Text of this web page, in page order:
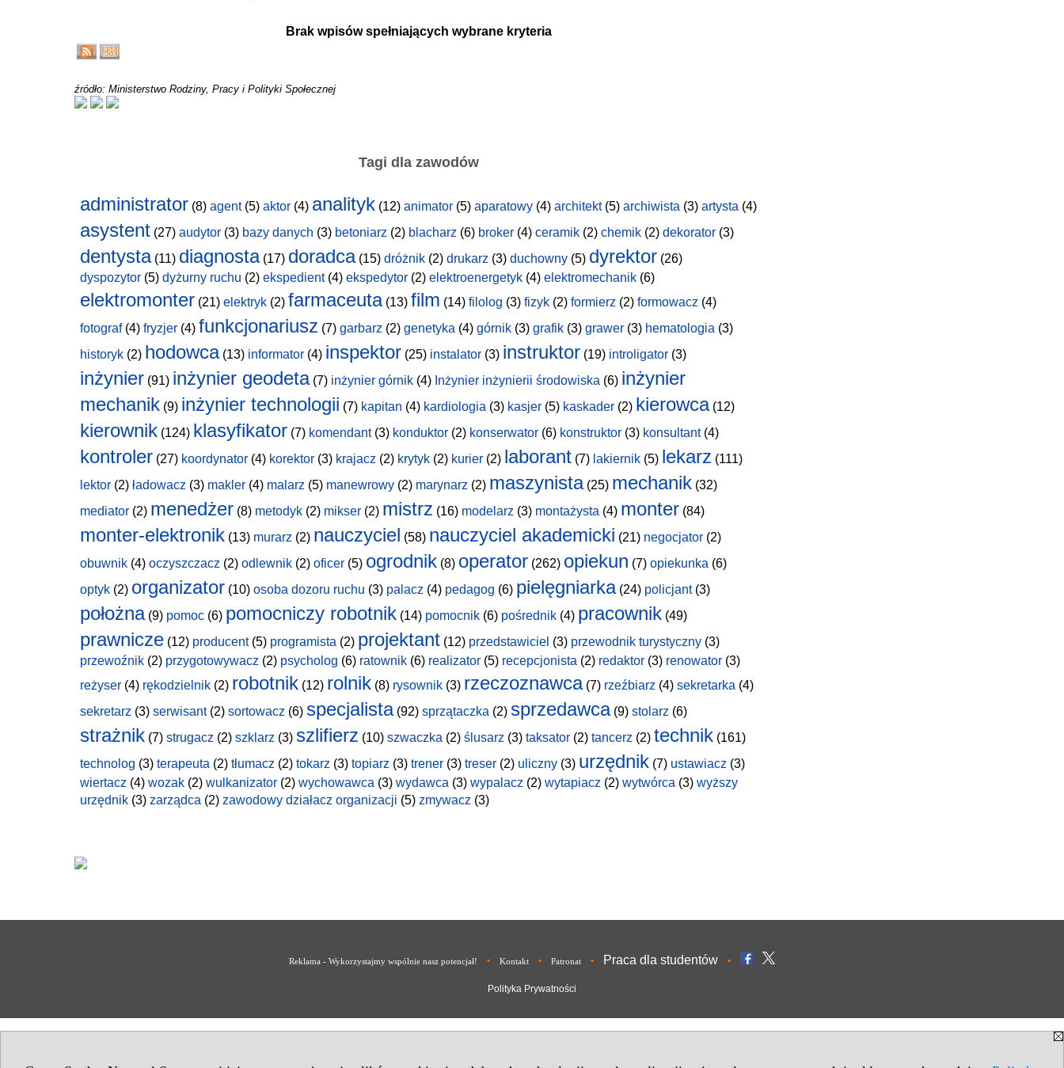
Brak wpisów spełniających wybrane kryteria
źródło: Ministerstwo Rodziny, Pracy i Polityki Społecznej
Tagi dla zawodów
administrator (8) agent(5) aktor (4) analityk (12) animator (5) aparatowy (4) architekt(5) archiwista (3) artysta (4)
asystent (27) audytor (3) bazy danych (3) betoniarz (2) blacharz (6) broker (4) ceramik (2) chemik (2) dekorator (3)
dentysta(11) diagnosta(17) doradca(15) dróżnik (2) drukarz (3) duchowny (5) dyrektor (26)
dyspozytor (5) dyżurny ruchu (2) ekspedient(4) ekspedytor (2) elektroenergetyk (4) elektromechanik (6)
elektromonter (21) elektryk (2) farmaceuta(13) film (14) filolog (3) fizyk (2) formierz (2) formowacz (4)
fotograf(4) fryzjer (4) funkcjonariusz (7) garbarz (2) genetyka (4) górnik (3) grafik (3) grawer (3) hematologia (3)
historyk (2) hodowca(13) informator (4) inspektor (25) instalator (3) instruktor (19) introligator (3)
inżynier (91) inżynier geodeta(7) inżynier górnik (4) Inżynier inżynierii środowiska (6) inżynier
mechanik (9) inżynier technologii (7) kapitan (4) kardiologia (3) kasjer (5) kaskader (2) kierowca(12)
kierownik (124) klasyfikator (7) komendant(3) konduktor (2) konserwator (6) konstruktor (3) konsultant(4)
kontroler (27) koordynator (4) korektor (3) krajacz (2) krytyk (2) kurier (2) laborant (7) lakiernik (5) lekarz (111)
lektor (2) ładowacz (3) makler (4) malarz (5) manewrowy (2) marynarz (2) maszynista(25) mechanik (32)
mediator (2) menedżer (8) metodyk (2) mikser (2) mistrz (16) modelarz (3) montażysta (4) monter (84)
monter-elektronik (13) murarz (2) nauczyciel (58) nauczyciel akademicki (21) negocjator (2)
obuwnik (4) oczyszczacz (2) odlewnik (2) oficer (5) ogrodnik (8) operator (262) opiekun (7) opiekunka (6)
optyk (2) organizator (10) osoba dozoru ruchu (3) palacz (4) pedagog (6) pielęgniarka(24) policjant(3)
położna(9) pomoc (6) pomocniczy robotnik (14) pomocnik (6) pośrednik (4) pracownik (49)
prawnicze (12) producent(5) programista (2) projektant (12) przedstawiciel (3) przewodnik turystyczny (3)
przewoźnik (2) przygotowywacz (2) psycholog (6) ratownik (6) realizator (5) recepcjonista (2) redaktor (3) renowator (3)
reżyser (4) rękodzielnik (2) robotnik (12) rolnik (8) rysownik (3) rzeczoznawca(7) rzeźbiarz (4) sekretarka (4)
sekretarz (3) serwisant(2) sortowacz (6) specjalista(92) sprzątaczka (2) sprzedawca(9) stolarz (6)
strażnik (7) strugacz (2) szklarz (3) szlifierz (10) szwaczka (2) ślusarz (3) taksator (2) tancerz (2) technik (161)
technolog (3) terapeuta (2) tłumacz (2) tokarz (3) topiarz (3) trener (3) treser (2) uliczny (3) urzędnik (7) ustawiacz (3)
wiertacz (4) wozak (2) wulkanizator (2) wychowawca (3) wydawca (3) wypalacz (2) wytapiacz (2) wytwórca (3) wyższy
urzędnik (3) zarządca (2) zawodowy działacz organizacji (5) zmywacz (3)
Reklama - Wykorzystajmy wspólnie nasz potencjał! • Kontakt • Patronat • Praca dla studentów •
Polityka Prywatności